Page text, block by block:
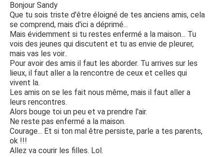
Bonjour Sandy
Que tu sois triste d'être éloigné de tes anciens amis, cela
se comprend, mais d'ici a déprimé...
Mais évidemment si tu restes enfermé a la maison... Tu
vois des jeunes qui discutent et tu as envie de pleurer,
mais vas les voir..
Pour avoir des amis il faut les aborder. Tu arrives sur les
lieux, il faut aller a la rencontre de ceux et celles qui
vivent la.
Les amis on se les fait nous même, mais il faut aller a
leurs rencontres.
Alors bouge toi un peu et va prendre l'air.
Ne reste pas enfermé a la maison.
Courage... Et si ton mal être persiste, parle a tes parents,
ok !!!
Allez va courir les filles. Lol.